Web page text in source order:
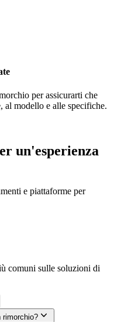
per assicurarti che
al modello e alle specifiche.
un'esperienza
e piattaforme per
comuni sulle soluzioni di
rimorchio?